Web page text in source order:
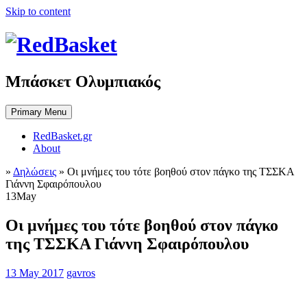
Skip to content
Μπάσκετ Ολυμπιακός
Primary Menu
RedBasket.gr
About
» Δηλώσεις » Οι μνήμες του τότε βοηθού στον πάγκο της ΤΣΣΚΑ
Γιάννη Σφαιρόπουλου
13May
Οι μνήμες του τότε βοηθού στον πάγκο
της ΤΣΣΚΑ Γιάννη Σφαιρόπουλου
13 May 2017 gavros